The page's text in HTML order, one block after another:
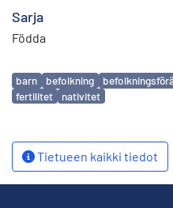
Sarja
Födda
Avainsanat
barn befolkning
fertilitet
nativitet
Tietueen kaikki tiedot